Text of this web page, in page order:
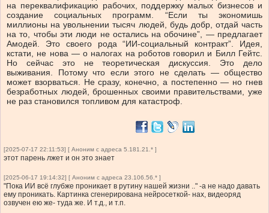
на переквалификацию рабочих, поддержку малых бизнесов и
создание социальных программ. “Если ты экономишь
миллионы на увольнении тысяч людей, будь добр, отдай часть
на то, чтобы эти люди не остались на обочине”, — предлагает
Амодей. Это своего рода “ИИ-социальный контракт”. Идея,
кстати, не нова — о налогах на роботов говорил и Билл Гейтс.
Но сейчас это не теоретическая дискуссия. Это дело
выживания. Потому что если этого не сделать — общество
может взорваться. Не сразу, конечно, а постепенно — но гнев
безработных людей, брошенных своими правительствами, уже
не раз становился топливом для катастроф.
[2025-07-17 22:11:53] [ Аноним с адреса 5.181.21.* ]
этот парень лжет и он это знает
[2025-06-17 19:14:32] [ Аноним с адреса 23.106.56.* ]
"Пока ИИ всё глубже проникает в рутину нашей жизни .." -а не надо давать
ему проникать. Картинка сгенерирована нейросеткой- нах, видеоряд
озвучен ею же- туда же. И т.д., и т.п.